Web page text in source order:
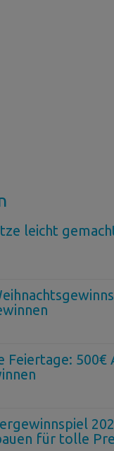
leicht
500€
für tolle